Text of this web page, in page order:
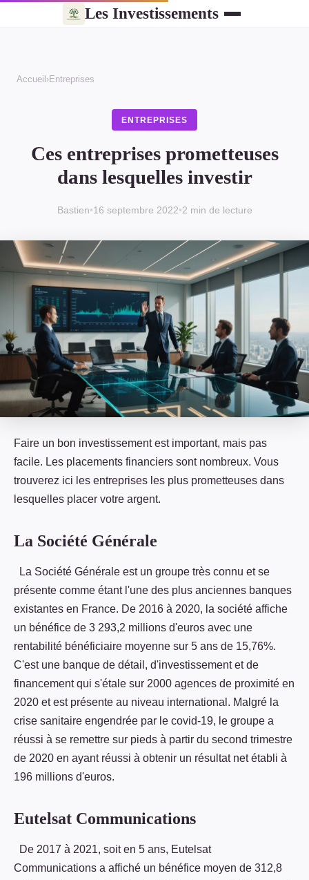
Les Investissements
Accueil ›Entreprises
ENTREPRISES
Ces entreprises prometteuses
dans lesquelles investir
Bastien•16 septembre 2022•2 min de lecture
Faire un bon investissement est important, mais pas
facile. Les placements financiers sont nombreux. Vous
trouverez ici les entreprises les plus prometteuses dans
lesquelles placer votre argent.
La Société Générale
La Société Générale est un groupe très connu et se
présente comme étant l'une des plus anciennes banques
existantes en France. De 2016 à 2020, la société affiche
un bénéfice de 3 293,2 millions d'euros avec une
rentabilité bénéficiaire moyenne sur 5 ans de 15,76%.
C'est une banque de détail, d'investissement et de
financement qui s'étale sur 2000 agences de proximité en
2020 et est présente au niveau international. Malgré la
crise sanitaire engendrée par le covid-19, le groupe a
réussi à se remettre sur pieds à partir du second trimestre
de 2020 en ayant réussi à obtenir un résultat net établi à
196 millions d'euros.
Eutelsat Communications
De 2017 à 2021, soit en 5 ans, Eutelsat
Communications a affiché un bénéfice moyen de 312,8